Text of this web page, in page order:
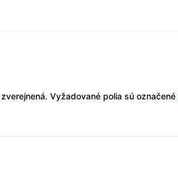
Vyžadované polia sú označené